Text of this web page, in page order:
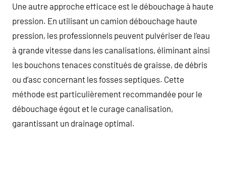
Une autre approche efficace est le débouchage à haute
pression. En utilisant un camion débouchage haute
pression, les professionnels peuvent pulvériser de l’eau
à grande vitesse dans les canalisations, éliminant ainsi
les bouchons tenaces constitués de graisse, de débris
ou d’asc concernant les fosses septiques. Cette
méthode est particulièrement recommandée pour le
débouchage égout et le curage canalisation,
garantissant un drainage optimal.